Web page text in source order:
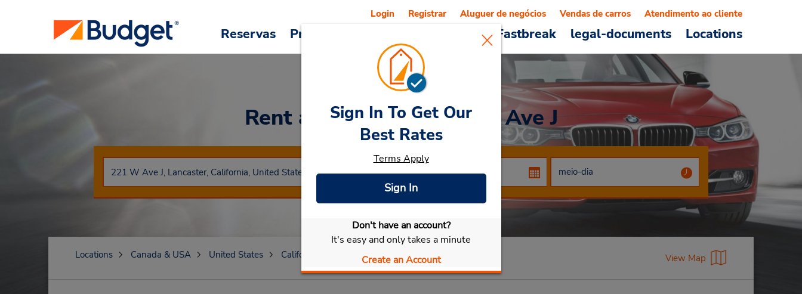
Reservas Promoções Veículos e serviços Fastbreak legal-documents Locations
Login Registrar Aluguer de negócios Vendas de carros Atendimento ao cliente
Rent a Carat Lancaster - Ave J
Selecionar meu carro
Sign In To Get Our
Best Rates
Terms Apply
Sign In
Don't have an account?
It's easy and only takes a minute
Create an Account
Locations Canada & USA United States California Lancaster Lancaster - Ave J View Map